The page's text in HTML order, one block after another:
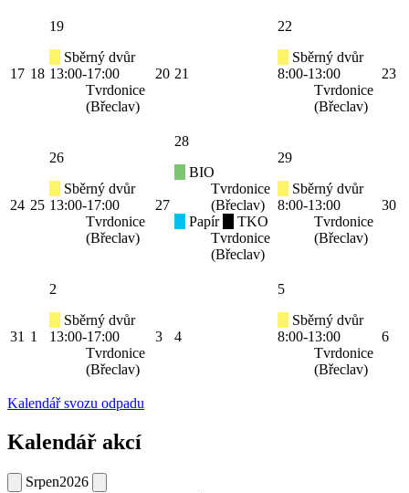
17 18
19
Sběrný dvůr
13:00-17:00
Tvrdonice
(Břeclav)
20 21
22
Sběrný dvůr
8:00-13:00
Tvrdonice
(Břeclav)
23
24 25
26
Sběrný dvůr
13:00-17:00
Tvrdonice
(Břeclav)
27
28
BIO
Tvrdonice
(Břeclav)
Papír
TKO
Tvrdonice
(Břeclav)
29
Sběrný dvůr
8:00-13:00
Tvrdonice
(Břeclav)
30
31 1
2
Sběrný dvůr
13:00-17:00
Tvrdonice
(Břeclav)
3 4
5
Sběrný dvůr
8:00-13:00
Tvrdonice
(Břeclav)
6
Kalendář svozu odpadu
Kalendář akcí
Srpen2026